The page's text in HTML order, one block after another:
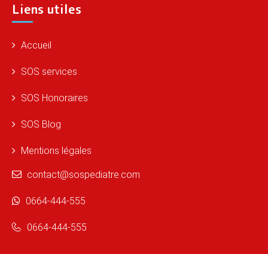
Liens utiles
Accueil
SOS services
SOS Honoraires
SOS Blog
Mentions légales
contact@sospediatre.com
0664-444-555
0664-444-555